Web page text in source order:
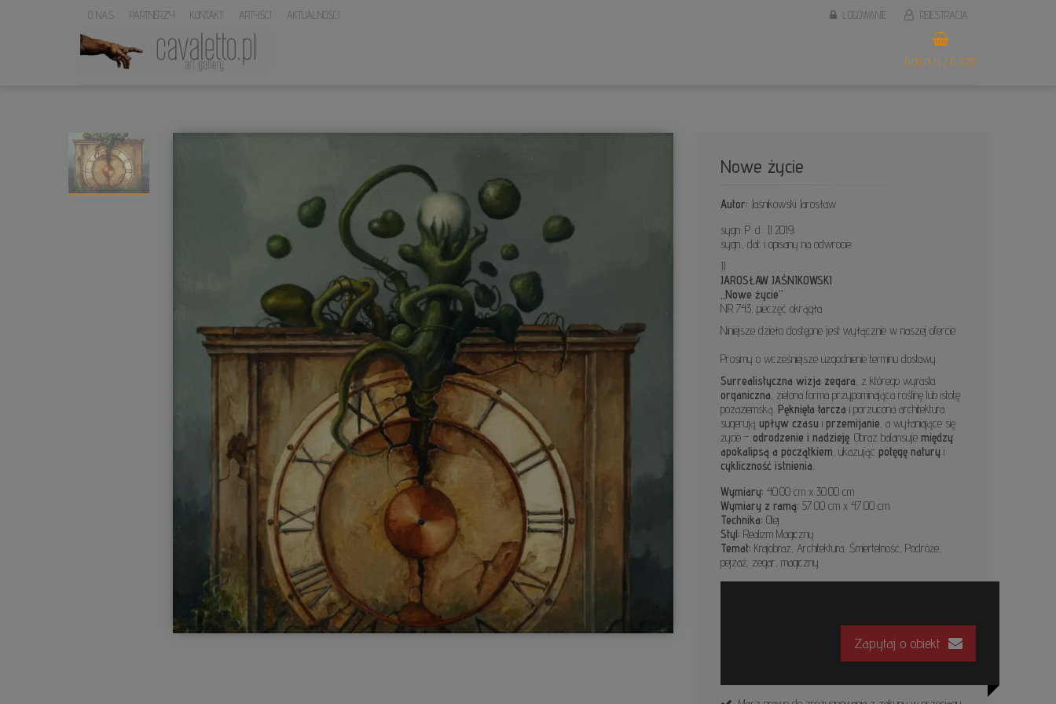
O NAS PARTNERZY KONTAKT ARTYŚCI AKTUALNOŚCI LOGOWANIE REJESTRACJA
0,00 PLN / 0 SZT.
Nowe życie
Autor: Jaśnikowski Jarosław
sygn. P. d.: JJ 2019;
sygn., dat. i opisany na odwrocie:
JJ
JAROSŁAW JAŚNIKOWSKI
„Nowe życie”
NR 743, pieczęć okrągła
Niniejsze dzieło dostępne jest wyłącznie w naszej ofercie.
Prosimy o wcześniejsze uzgodnienie terminu dostawy.
Surrealistyczna wizja zegara , z którego wyrasta
organiczna , zielona forma przypominająca roślinę lub istotę
pozaziemską. Pęknięta tarcza i porzucona architektura
sugerują upływ czasu i przemijanie , a wyłaniające się
życie – odrodzenie i nadzieję . Obraz balansuje między
apokalipsą a początkiem , ukazując potęgę natury i
cykliczność istnienia.
Wymiary: 40.00 cm x 30.00 cm
Wymiary z ramą: 57.00 cm x 47.00 cm
Technika: Olej
Styl: Realizm Magiczny
Temat: Krajobraz, Architektura, Śmiertelność, Podróże,
pejzaż, zegar, magiczny
Zapytaj o obiekt